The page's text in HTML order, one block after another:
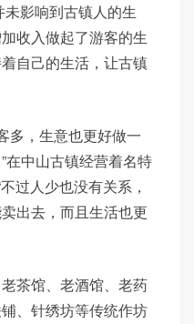
影响到古镇人的生
收入做起了游客的生
自己的生活，让古镇
多，生意也更好做一
在中山古镇经营着名特
过人少也没有关系，
出去，而且生活也更
茶馆、老酒馆、老药
、针绣坊等传统作坊